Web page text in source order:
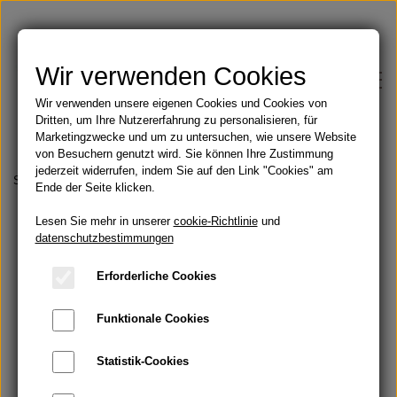
Feste Seifen
Angebote
Öle
Kontakt
Startseite Sonnenschutz
Wir verwenden Cookies
Wir verwenden unsere eigenen Cookies und Cookies von
Dritten, um Ihre Nutzererfahrung zu personalisieren, für
Marketingzwecke und um zu untersuchen, wie unsere Website
von Besuchern genutzt wird. Sie können Ihre Zustimmung
jederzeit widerrufen, indem Sie auf den Link "Cookies" am
Ende der Seite klicken.
Lesen Sie mehr in unserer cookie-Richtlinieund
datenschutzbestimmungen
Erforderliche Cookies
Funktionale Cookies
Statistik-Cookies